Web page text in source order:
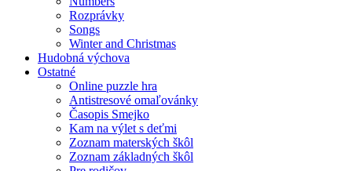
Rozprávky
Songs
Winter and Christmas
Hudobná výchova
Ostatné
Online puzzle hra
Antistresové omaľovánky
Časopis Smejko
Kam na výlet s deťmi
Zoznam materských škôl
Zoznam základných škôl